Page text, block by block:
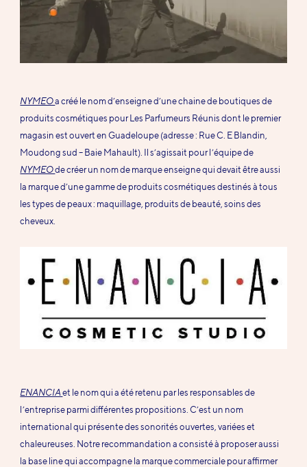
NYMEOa créé le nom d’enseigne d’une chaine de boutiques de
produits cosmétiques pour Les Parfumeurs Réunis dont le premier
magasin est ouvert en Guadeloupe (adresse : Rue C. E Blandin,
Moudong sud – Baie Mahault). Il s’agissait pour l’équipe de
NYMEOde créer un nom de marque enseigne qui devait être aussi
la marque d’une gamme de produits cosmétiques destinés à tous
les types de peaux : maquillage, produits de beauté, soins des
cheveux.
ENANCIAet le nom qui a été retenu par les responsables de
l’entreprise parmi différentes propositions. C’est un nom
international qui présente des sonorités ouvertes, variées et
chaleureuses. Notre recommandation a consisté à proposer aussi
la base line qui accompagne la marque commerciale pour affirmer